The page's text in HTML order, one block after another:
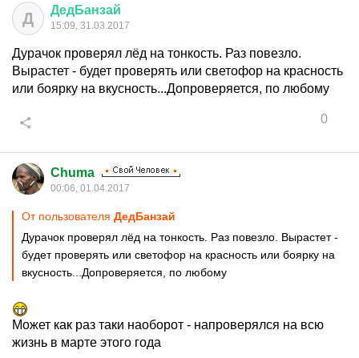
Д ДедБанзай
15:09, 31.03.2017
Дурачок проверял лёд на тонкость. Раз повезло.
Вырастет - будет проверять или светофор на красность
или боярку на вкусность...Допроверяется, по любому
0
Chuma
00:06, 01.04.2017
От пользователя ДедБанзай
Дурачок проверял лёд на тонкость. Раз повезло. Вырастет -
будет проверять или светофор на красность или боярку на
вкусность...Допроверяется, по любому
Может как раз таки наоборот - напроверялся на всю
жизнь в марте этого года